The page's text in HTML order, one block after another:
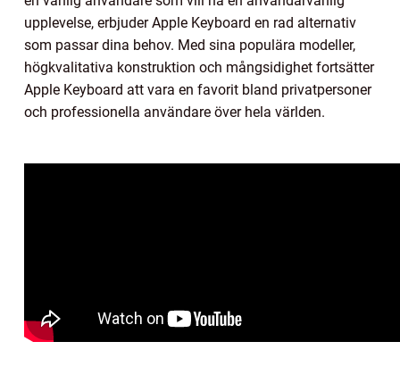
upplevelse, erbjuder Apple Keyboard en rad alternativ
som passar dina behov. Med sina populära modeller,
högkvalitativa konstruktion och mångsidighet fortsätter
Apple Keyboard att vara en favorit bland privatpersoner
och professionella användare över hela världen.